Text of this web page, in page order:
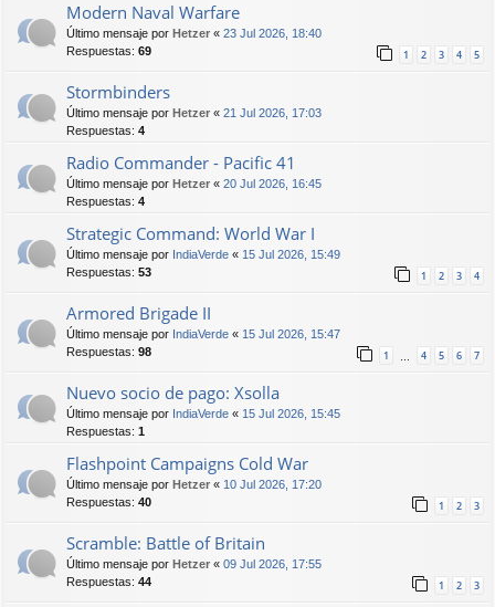
Modern Naval Warfare
Último mensaje por Hetzer « 23 Jul 2026, 18:40
Respuestas: 69 1 2 3 4 5
Stormbinders
Último mensaje por Hetzer « 21 Jul 2026, 17:03
Respuestas: 4
Radio Commander - Pacific 41
Último mensaje por Hetzer « 20 Jul 2026, 16:45
Respuestas: 4
Strategic Command: World War I
Último mensaje por IndiaVerde « 15 Jul 2026, 15:49
Respuestas: 53 1 2 3 4
Armored Brigade II
Último mensaje por IndiaVerde « 15 Jul 2026, 15:47
Respuestas: 98 1 … 4 5 6 7
Nuevo socio de pago: Xsolla
Último mensaje por IndiaVerde « 15 Jul 2026, 15:45
Respuestas: 1
Flashpoint Campaigns Cold War
Último mensaje por Hetzer « 10 Jul 2026, 17:20
Respuestas: 40 1 2 3
Scramble: Battle of Britain
Último mensaje por Hetzer « 09 Jul 2026, 17:55
Respuestas: 44 1 2 3